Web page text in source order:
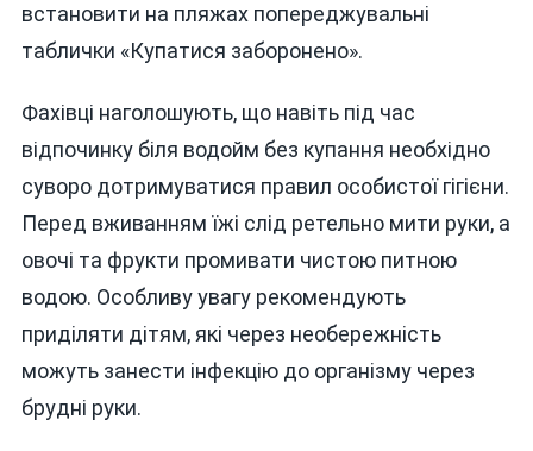
встановити на пляжах попереджувальні
таблички «Купатися заборонено».
Фахівці наголошують, що навіть під час
відпочинку біля водойм без купання необхідно
суворо дотримуватися правил особистої гігієни.
Перед вживанням їжі слід ретельно мити руки, а
овочі та фрукти промивати чистою питною
водою. Особливу увагу рекомендують
приділяти дітям, які через необережність
можуть занести інфекцію до організму через
брудні руки.